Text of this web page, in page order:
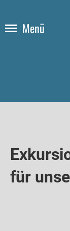
Menü
für